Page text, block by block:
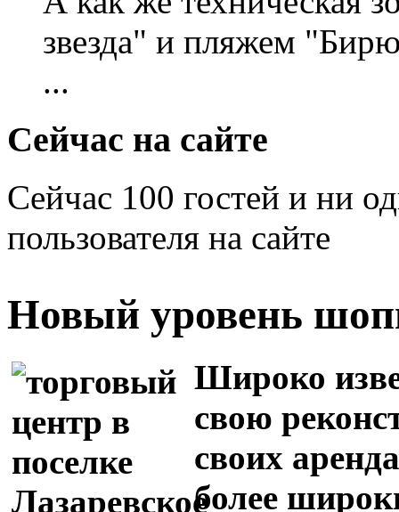
звезда" и пляжем
...
Сейчас на сайте
Сейчас 100 гостей и ни
пользователя на сайте
Новый уровень
Широко
свою
своих
более